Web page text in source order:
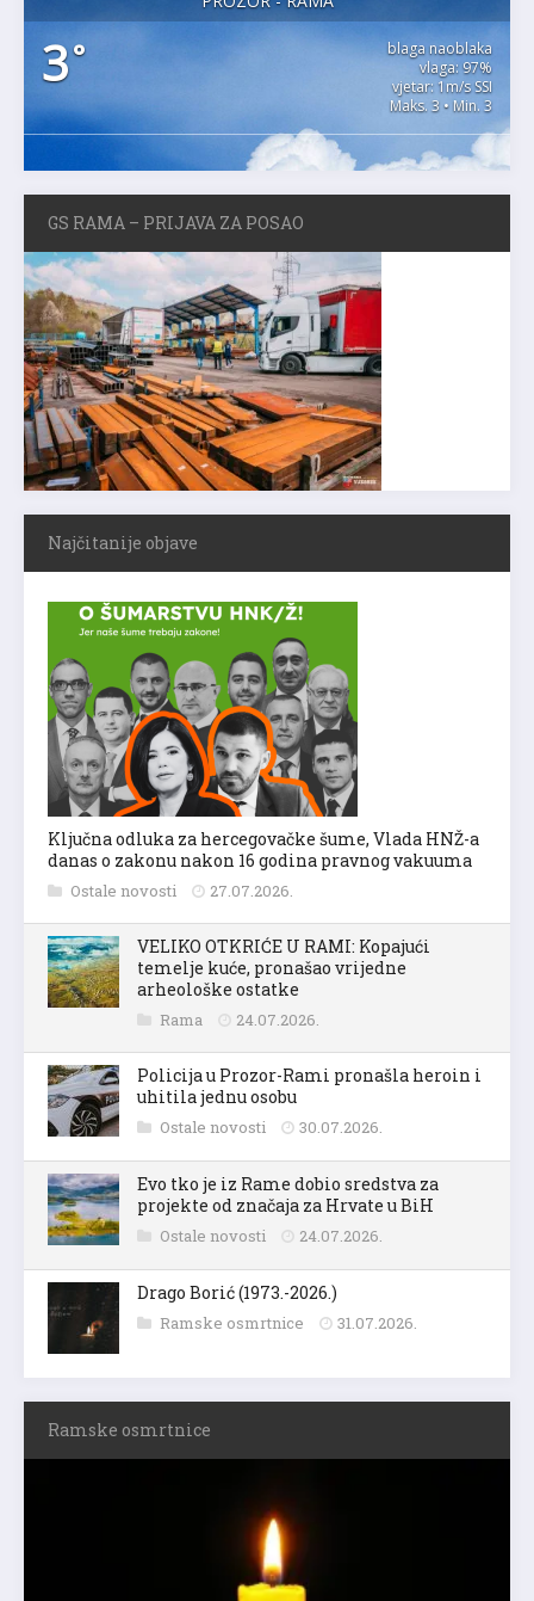
3°
blaga naoblaka
vlaga: 97%
vjetar: 1m/s SSI
Maks. 3 • Min. 3
GS RAMA – PRIJAVA ZA POSAO
Najčitanije objave
Ključna odluka za hercegovačke šume, Vlada HNŽ-a
danas o zakonu nakon 16 godina pravnog vakuuma
Ostale novosti 27.07.2026.
VELIKO OTKRIĆE U RAMI: Kopajući
temelje kuće, pronašao vrijedne
arheološke ostatke
Rama 24.07.2026.
Policija u Prozor-Rami pronašla heroin i
uhitila jednu osobu
Ostale novosti 30.07.2026.
Evo tko je iz Rame dobio sredstva za
projekte od značaja za Hrvate u BiH
Ostale novosti 24.07.2026.
Drago Borić (1973.-2026.)
Ramske osmrtnice 31.07.2026.
Ramske osmrtnice